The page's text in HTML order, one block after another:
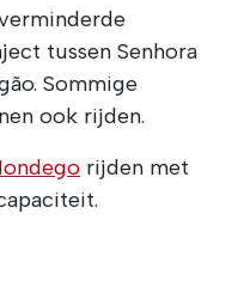
tussen Senhora
Sommige
ook rijden.
rijden met